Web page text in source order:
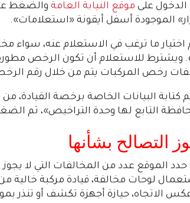
الدخول على موقع النيابة العامة والضغط
الموجودة أسفل أيقونة «استعلامات».
اختيار ما ترغب في الاستعلام عنه، سواء
ويشترط للاستعلام أن تكون الرخص
رخص المركبات يتم من خلال رقم
كتابة البيانات الخاصة برخصة القيادة،
التابع لها وحدة التراخيص»، ثم
التصالح بشأنها
حدد الموقع عدد من المخالفات التي لا
لوحات مخالفة، قيادة مركبة خالية من
الاتجاه، حيازة أجهزة تكشف أو تنذر